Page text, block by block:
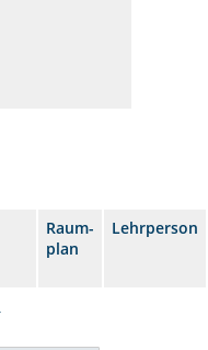
Raum-
plan
Lehrperson